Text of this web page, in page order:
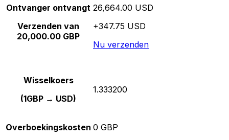
Ontvanger ontvangt
Verzenden van
20,000.00 GBP
26,664.00 USD
+347.75 USD
Nu verzenden
Wisselkoers
(1GBP → USD)
1.333200
Overboekingskosten 0 GBP